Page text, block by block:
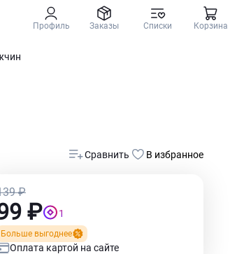
Профиль Заказы Списки Корзина
Сравнить В избранное
₽
₽ 1
Больше выгоднее
Оплата картой на сайте